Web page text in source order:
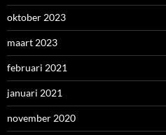
oktober 2023
maart 2023
februari 2021
januari 2021
november 2020